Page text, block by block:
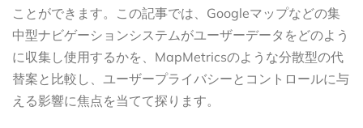
ことができます。この記事では、Googleマップなどの集
中型ナビゲーションシステムがユーザーデータをどのよう
に収集し使用するかを、MapMetricsのような分散型の代
替案と比較し、ユーザープライバシーとコントロールに与
える影響に焦点を当てて探ります。